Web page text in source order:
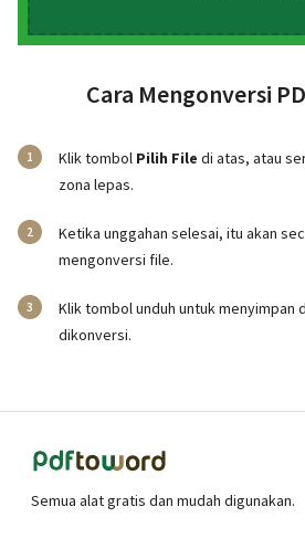
Cara Mengonversi
Klik tombol Pilih File di atas, atau
zona lepas.
Ketika unggahan selesai, itu akan
mengonversi file.
Klik tombol unduh untuk menyimpan
dikonversi.
Semua alat gratis dan mudah digunakan.